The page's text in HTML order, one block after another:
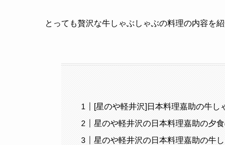
とっても贅沢な牛しゃぶしゃぶの料理の内容を
[星のや軽井沢]日本料理嘉助の牛し
星のや軽井沢の日本料理嘉助の夕
星のや軽井沢の日本料理嘉助の牛